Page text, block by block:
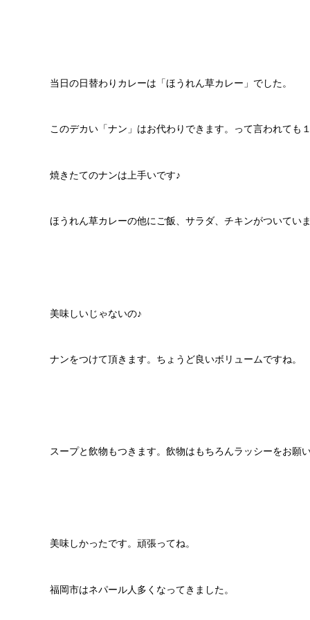
当日の日替わりカレーは「ほうれん草カレー」でした。
このデカい「ナン」はお代わりできます。って言われても
焼きたてのナンは上手いです♪
ほうれん草カレーの他にご飯、サラダ、チキンがついていま
美味しいじゃないの♪
ナンをつけて頂きます。ちょうど良いボリュームですね。
スープと飲物もつきます。飲物はもちろんラッシーをお願い
美味しかったです。頑張ってね。
福岡市はネパール人多くなってきました。